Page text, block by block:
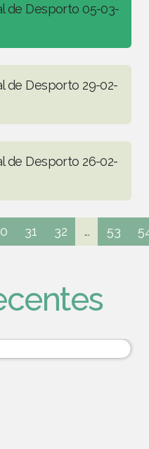
de Desporto 05-03-
de Desporto 29-02-
de Desporto 26-02-
31 32 ... 53